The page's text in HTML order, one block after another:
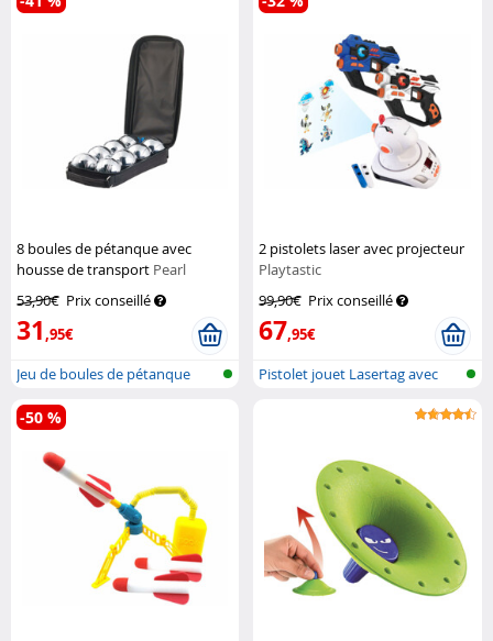
8 boules de pétanque avec
housse de transport Pearl
53,90€ Prix conseillé
31,95€
Jeu de boules de pétanque
avec boul...
2 pistolets laser avec projecteur
Playtastic
99,90€ Prix conseillé
67,95€
Pistolet jouet Lasertag avec
-50 %